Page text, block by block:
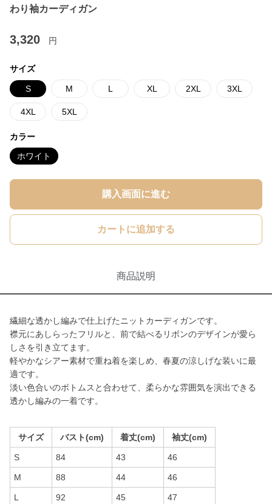
わり袖カーディガン
3,320 円
サイズ
S M L XL 2XL 3XL
4XL 5XL
カラー
ホワイト
購入画面に進む
カートに追加する
商品説明
繊細な透かし編みで仕上げたニットカーディガンです。
襟元にあしらったフリルと、前で結べるリボンのデザインが愛ら
しさを引き立てます。
軽やかなシアー素材で重ね着を楽しめ、春夏の涼しげな装いに最
適です。
淡い色合いのボトムスと合わせて、柔らかな雰囲気を演出できる
透かし編みの一着です。
サイズ バスト(cm) 着丈(cm) 袖丈(cm)
S 84 43 46
M 88 44 46
L 92 45 47